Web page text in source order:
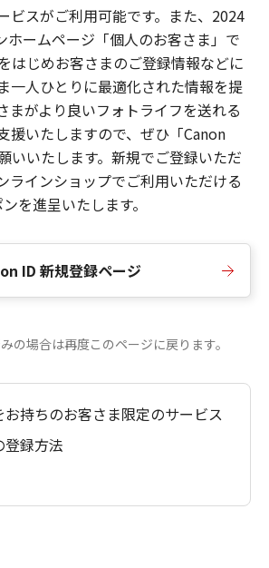
ビスがご利用可能です。また、2024
ホームページ「個人のお客さま」で
はじめお客さまのご登録情報などに
一人ひとりに最適化された情報を提
まがより良いフォトライフを送れる
援いたしますので、ぜひ「Canon
いいたします。新規でご登録いただ
ラインショップでご利用いただける
を進呈いたします。
ID 新規登録ページ
の場合は再度このページに戻ります。
お持ちのお客さま限定のサービス
登録方法